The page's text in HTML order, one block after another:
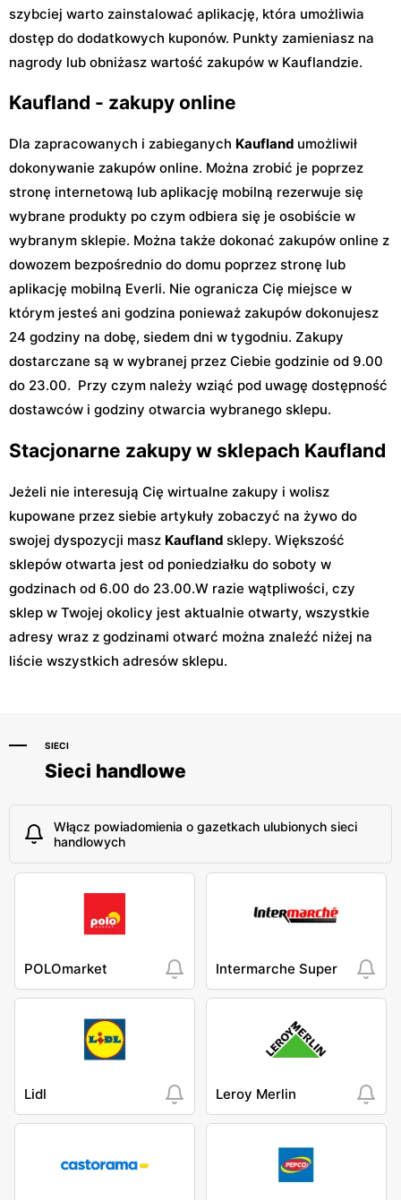
szybciej warto zainstalować aplikację, która umożliwia
dostęp do dodatkowych kuponów. Punkty zamieniasz na
nagrody lub obniżasz wartość zakupów w Kauflandzie.
Kaufland - zakupy online
Dla zapracowanych i zabieganych Kaufland umożliwił
dokonywanie zakupów online. Można zrobić je poprzez
stronę internetową lub aplikację mobilną rezerwuje się
wybrane produkty po czym odbiera się je osobiście w
wybranym sklepie. Można także dokonać zakupów online z
dowozem bezpośrednio do domu poprzez stronę lub
aplikację mobilną Everli. Nie ogranicza Cię miejsce w
którym jesteś ani godzina ponieważ zakupów dokonujesz
24 godziny na dobę, siedem dni w tygodniu. Zakupy
dostarczane są w wybranej przez Ciebie godzinie od 9.00
do 23.00. Przy czym należy wziąć pod uwagę dostępność
dostawców i godziny otwarcia wybranego sklepu.
Stacjonarne zakupy w sklepach Kaufland
Jeżeli nie interesują Cię wirtualne zakupy i wolisz
kupowane przez siebie artykuły zobaczyć na żywo do
swojej dyspozycji masz Kaufland sklepy. Większość
sklepów otwarta jest od poniedziałku do soboty w
godzinach od 6.00 do 23.00.W razie wątpliwości, czy
sklep w Twojej okolicy jest aktualnie otwarty, wszystkie
adresy wraz z godzinami otwarć można znaleźć niżej na
liście wszystkich adresów sklepu.
SIECI
Sieci handlowe
Włącz powiadomienia o gazetkach ulubionych sieci
handlowych
POLOmarket Intermarche Super
Lidl Leroy Merlin